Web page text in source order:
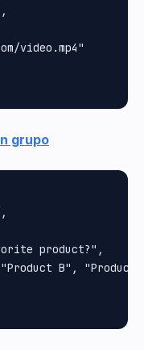
video.mp4"
grupo
product?",
B", "Product